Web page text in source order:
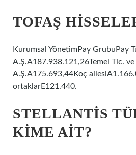
TOFAŞ
Kurumsal YönetimPay GrubuPay
A.Ş.A187.938.121,26Temel Tic. ve
A.Ş.A175.693,44Koç
ortaklarE121.440.
STELLANTIS
KIME AIT?